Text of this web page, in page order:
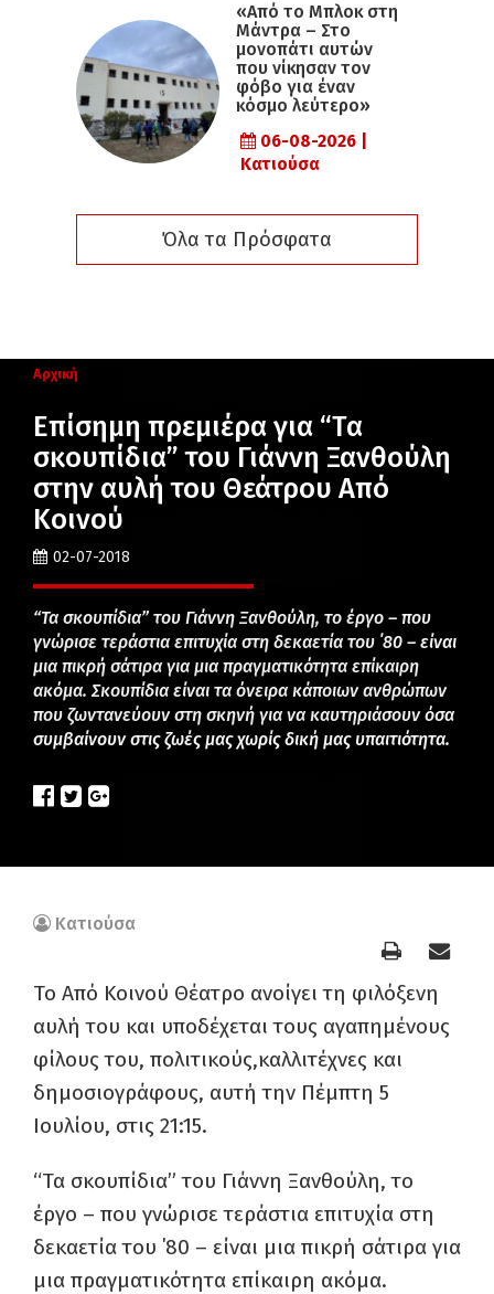
«Από το Μπλοκ στη
Μάντρα – Στο
μονοπάτι αυτών
που νίκησαν τον
φόβο για έναν
κόσμο λεύτερο»
06-08-2026 |
Κατιούσα
Όλα τα Πρόσφατα
Αρχική
Επίσημη πρεμιέρα για “Τα
σκουπίδια” του Γιάννη Ξανθούλη
στην αυλή του Θεάτρου Από
Κοινού
02-07-2018
“Τα σκουπίδια” του Γιάννη Ξανθούλη, το έργο – που
γνώρισε τεράστια επιτυχία στη δεκαετία του ΄80 – είναι
μια πικρή σάτιρα για μια πραγματικότητα επίκαιρη
ακόμα. Σκουπίδια είναι τα όνειρα κάποιων ανθρώπων
που ζωντανεύουν στη σκηνή για να καυτηριάσουν όσα
συμβαίνουν στις ζωές μας χωρίς δική μας υπαιτιότητα.
Κατιούσα
Το Από Κοινού Θέατρο ανοίγει τη φιλόξενη
αυλή του και υποδέχεται τους αγαπημένους
φίλους του, πολιτικούς,καλλιτέχνες και
δημοσιογράφους, αυτή την Πέμπτη 5
Ιουλίου, στις 21:15.
“Τα σκουπίδια” του Γιάννη Ξανθούλη, το
έργο – που γνώρισε τεράστια επιτυχία στη
δεκαετία του ΄80 – είναι μια πικρή σάτιρα για
μια πραγματικότητα επίκαιρη ακόμα.